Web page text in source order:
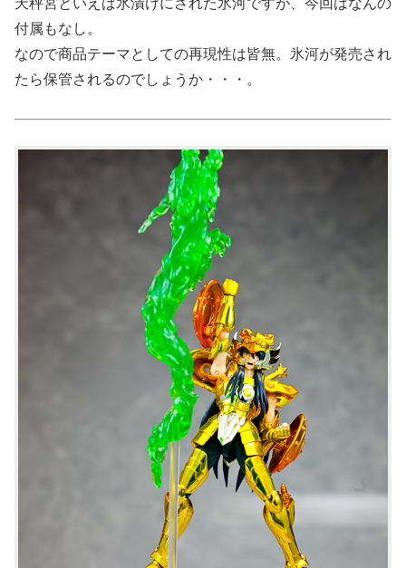
付属もなし。
なので商品テーマとしての再現性は皆無。氷河が発売され
たら保管されるのでしょうか・・・。